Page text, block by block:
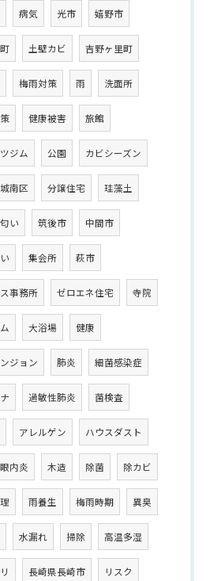
病気 光市 嬉野市
土壁カビ 吉野ヶ里町
梅雨対策 雨 洗面所
健康被害 旅館
ジム 公園 カビシーズン
南区 分譲住宅 珪藻土
い 筑後市 中間市
集会所 萩市
事務所 ゼロエネ住宅 寺院
大浴場 健康
ジョン 肺炎 細菌感染症
過敏性肺炎 菌検査
アレルゲン ハウスダスト
内炎 木造 除菌 除カビ
雨養生 梅雨時期 異臭
水漏れ 掃除 高温多湿
長崎県長崎市 リスク